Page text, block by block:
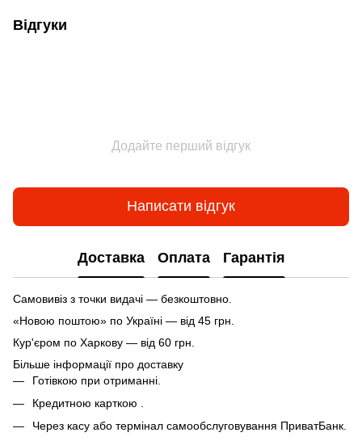
Відгуки
Додайте перший відгук
Написати відгук
Доставка Оплата Гарантія
Самовивіз з точки видачі — безкоштовно.
«Новою поштою» по Україні — від 45 грн.
Кур'єром по Харкову — від 60 грн.
Більше інформації про доставку
Готівкою при отриманні.
Кредитною карткою .
Через касу або термінал самообслуговування ПриватБанк.